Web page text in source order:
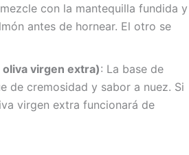
con la mantequilla fundida y
antes de hornear. El otro se
virgen extra): La base de
de cremosidad y sabor a nuez. Si
virgen extra funcionará de